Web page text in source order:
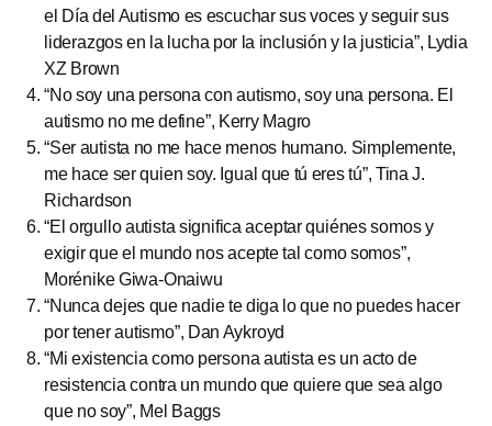
el Día del Autismo es escuchar sus voces y seguir sus
liderazgos en la lucha por la inclusión y la justicia”, Lydia
XZ Brown
“No soy una persona con autismo, soy una persona. El
autismo no me define”, Kerry Magro
“Ser autista no me hace menos humano. Simplemente,
me hace ser quien soy. Igual que tú eres tú”, Tina J.
Richardson
“El orgullo autista significa aceptar quiénes somos y
exigir que el mundo nos acepte tal como somos”,
Morénike Giwa-Onaiwu
“Nunca dejes que nadie te diga lo que no puedes hacer
por tener autismo”, Dan Aykroyd
“Mi existencia como persona autista es un acto de
resistencia contra un mundo que quiere que sea algo
que no soy”, Mel Baggs